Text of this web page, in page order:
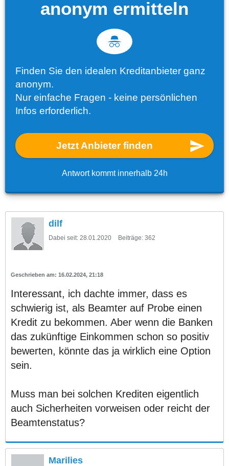
anonym ermitteln
Finden Sie den idealen Kreditanbieter ganz
anonym.
Nur einfache Fragen - keine persönlichen
Infos erforderlich.
Jetzt Anbieter finden
Antwort kommt innerhalb 24h
dilf
Dabei seit: 28.01.2020 Beiträge: 362
16.02.2024, 21:18
Interessant, ich dachte immer, dass es
schwierig ist, als Beamter auf Probe einen
Kredit zu bekommen. Aber wenn die Banken
das zukünftige Einkommen schon so positiv
bewerten, könnte das ja wirklich eine Option
sein.
Muss man bei solchen Krediten eigentlich
auch Sicherheiten vorweisen oder reicht der
Beamtenstatus?
Marilies